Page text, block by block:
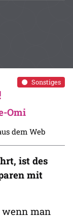
Sonstiges
Omi
dem Web
ist des
mit
wenn man